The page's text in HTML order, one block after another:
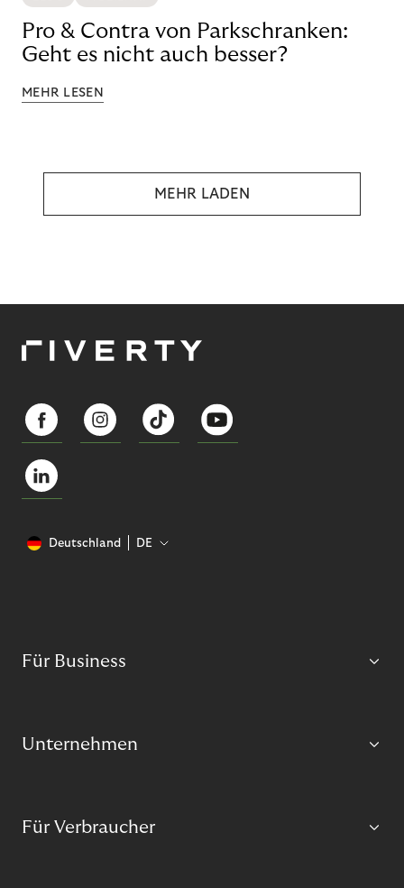
Pro & Contra von Parkschranken:
Geht es nicht auch besser?
MEHR LESEN
MEHR LADEN
Deutschland DE
Für Business
Unternehmen
Für Verbraucher